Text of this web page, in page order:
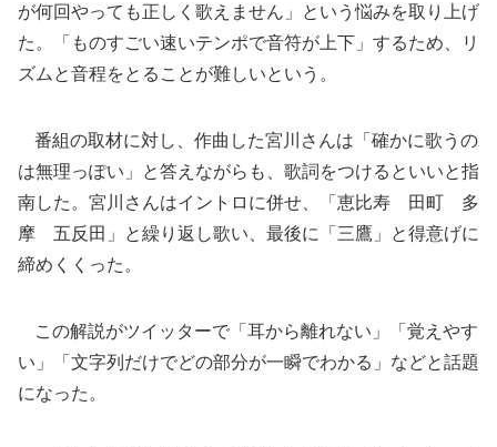
が何回やっても正しく歌えません」という悩みを取り上げ
た。「ものすごい速いテンポで音符が上下」するため、リ
ズムと音程をとることが難しいという。
番組の取材に対し、作曲した宮川さんは「確かに歌うの
は無理っぽい」と答えながらも、歌詞をつけるといいと指
南した。宮川さんはイントロに併せ、「恵比寿 田町 多
摩 五反田」と繰り返し歌い、最後に「三鷹」と得意げに
締めくくった。
この解説がツイッターで「耳から離れない」「覚えやす
い」「文字列だけでどの部分が一瞬でわかる」などと話題
になった。